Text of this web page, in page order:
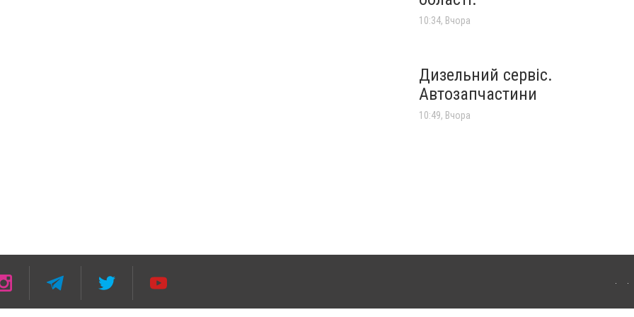
10:34, Вчора
Дизельний сервіс.
Автозапчастини
10:49, Вчора